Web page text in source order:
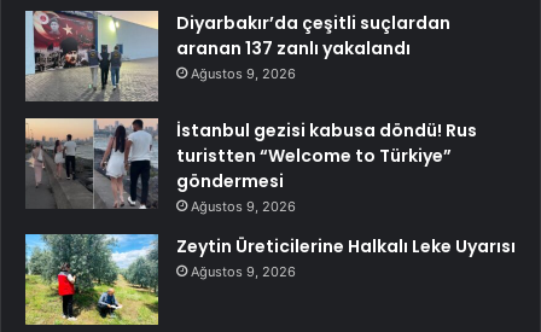
Diyarbakır’da çeşitli suçlardan
aranan 137 zanlı yakalandı
Ağustos 9, 2026
İstanbul gezisi kabusa döndü! Rus
turistten “Welcome to Türkiye”
göndermesi
Ağustos 9, 2026
Zeytin Üreticilerine Halkalı Leke Uyarısı
Ağustos 9, 2026